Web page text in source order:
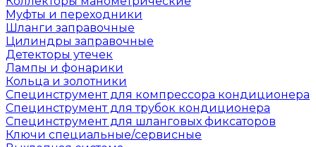
Муфты и переходники
Шланги заправочные
Цилиндры заправочные
Детекторы утечек
Лампы и фонарики
Кольца и золотники
Специнструмент для компрессора кондиционера
Специнструмент для трубок кондиционера
Специнструмент для шланговых фиксаторов
Ключи специальные/сервисные